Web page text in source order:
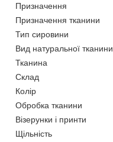
Призначення
Призначення тканини
Тип сировини
Вид натуральної тканини
Тканина
Склад
Колір
Обробка тканини
Візерунки і принти
Щільність